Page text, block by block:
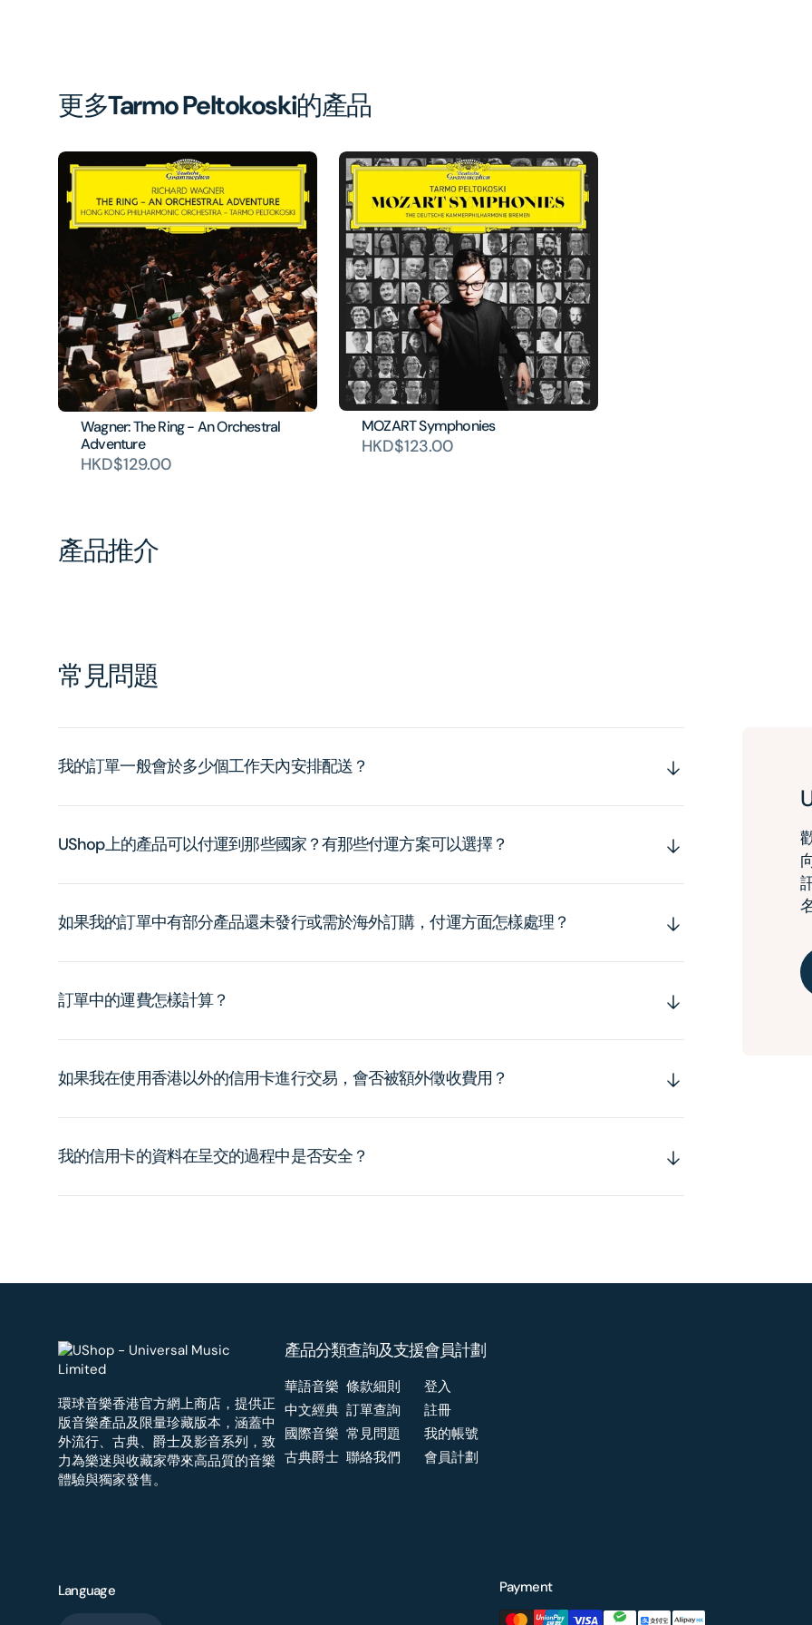
更多Tarmo Peltokoski的產品
Wagner: The Ring - An Orchestral
Adventure
HKD$129.00
MOZART Symphonies
HKD$123.00
產品推介
常見問題
我的訂單一般會於多少個工作天內安排配送？
UShop上的產品可以付運到那些國家？有那些付運方案可以選擇？
如果我的訂單中有部分產品還未發行或需於海外訂購，付運方面怎樣處理？
訂單中的運費怎樣計算？
如果我在使用香港以外的信用卡進行交易，會否被額外徵收費用？
我的信用卡的資料在呈交的過程中是否安全？
環球音樂香港官方網上商店，提供正
版音樂產品及限量珍藏版本，涵蓋中
外流行、古典、爵士及影音系列，致
力為樂迷與收藏家帶來高品質的音樂
體驗與獨家發售。
產品分類
華語音樂
中文經典
國際音樂
古典爵士
查詢及支援
條款細則
訂單查詢
常見問題
聯絡我們
會員計劃
登入
註冊
我的帳號
會員計劃
Language Payment